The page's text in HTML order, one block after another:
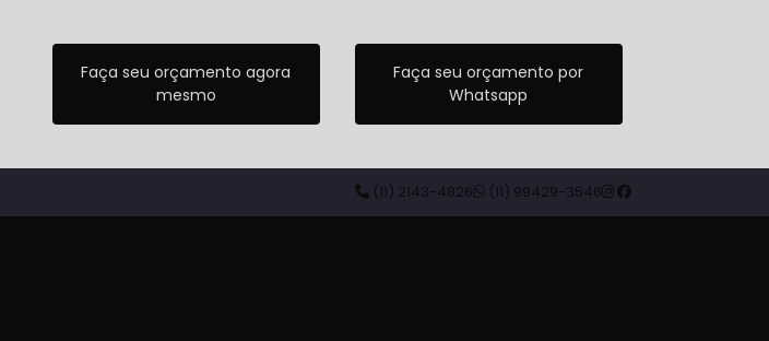
Faça seu orçamento agora
mesmo
Faça seu orçamento por
Whatsapp
(11) 2143-4826 (11) 99429-3546